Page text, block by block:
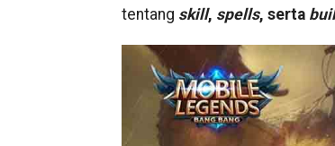
tentang skill, spells, serta